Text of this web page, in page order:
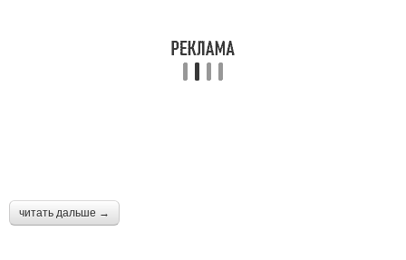
читать дальше →